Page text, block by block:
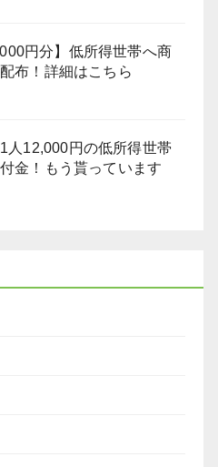
円分】低所得世帯へ商
布！詳細はこちら
1人12,000円の低所得世帯
金！もう貰っています